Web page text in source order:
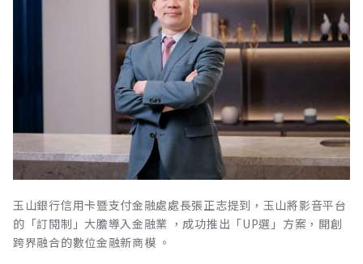
玉山銀行信用卡暨支付金融處處長張正志提到，玉山將影音平台
的「訂閱制」大膽導入金融業 ，成功推出「UP選」方案，開創
跨界融合的數位金融新商模 。